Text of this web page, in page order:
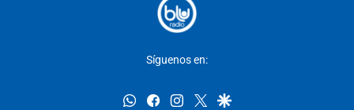
Síguenos en:
whatsappfacebookinstagram
twittergoogle